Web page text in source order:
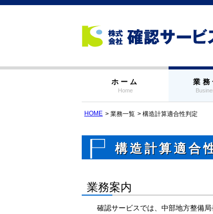
ホーム
Home
業務
HOME 業務一覧 構造計算適合性判定
構造計算適合
業務案内
確認サービスでは、中部地方整備